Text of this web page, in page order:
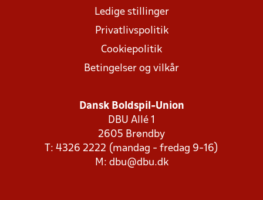
Ledige stillinger
Privatlivspolitik
Cookiepolitik
Betingelser og vilkår
Dansk Boldspil-Union
DBU Allé 1
2605 Brøndby
T: 4326 2222 (mandag - fredag 9-16)
M: dbu@dbu.dk